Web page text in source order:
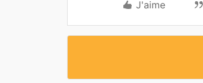
J'aime